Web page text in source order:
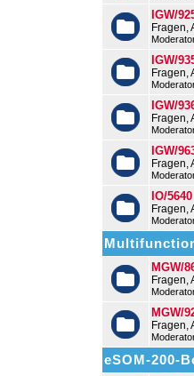
IGW/
Fragen,
IGW/
Fragen,
IGW/
Fragen,
IGW/
Fragen,
IO/5640
Fragen,
MGW/
Fragen,
MGW/
Fragen,
eSOM-200-